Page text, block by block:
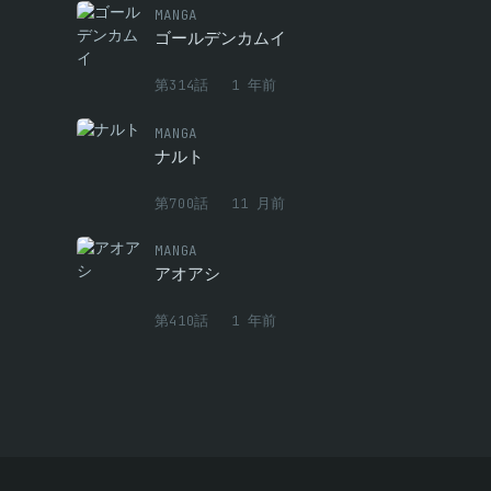
MANGA
ゴールデンカムイ
第314話 1 年前
MANGA
ナルト
第700話 11 月前
MANGA
アオアシ
第410話 1 年前